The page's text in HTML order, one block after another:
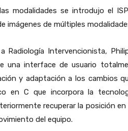
modalidades se introdujo el
imágenes de múltiples
Radiología Intervencionista,
una interface de usuario
y adaptación a los cambios
en C que incorpora la
recuperar la posición
del equipo.